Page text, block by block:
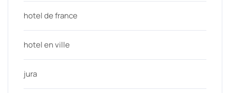
hotel de france
hotel en ville
jura